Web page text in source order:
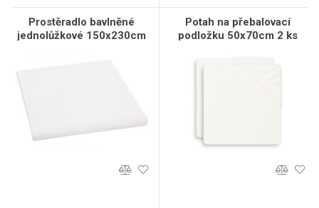
Prostěradlo bavlněné
jednolůžkové 150x230cm
Potah na přebalovací
podložku 50x70cm 2 ks